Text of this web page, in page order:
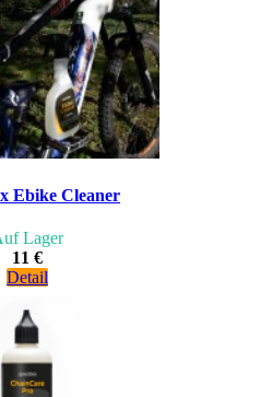
Ebike Cleaner
Lager
11 €
Detail